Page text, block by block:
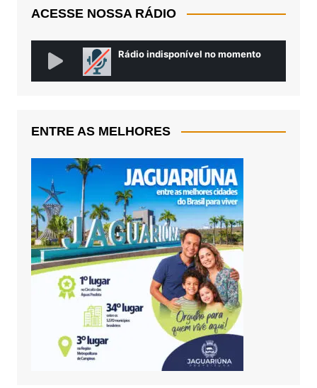
ACESSE NOSSA RÁDIO
ENTRE AS MELHORES